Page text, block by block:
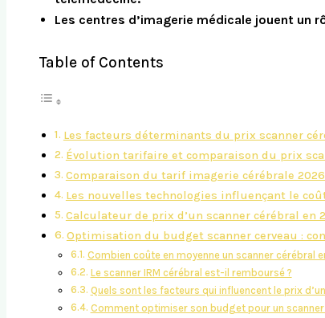
Les centres d’imagerie médicale jouent un
Table of Contents
Les facteurs déterminants du prix scanner
Évolution tarifaire et comparaison du prix
Comparaison du tarif imagerie cérébrale
Les nouvelles technologies influençant le
Calculateur de prix d’un scanner cérébral en
Optimisation du budget scanner cerveau :
Combien coûte en moyenne un scanner cérébral
Le scanner IRM cérébral est-il remboursé ?
Quels sont les facteurs qui influencent le prix
Comment optimiser son budget pour un scanner